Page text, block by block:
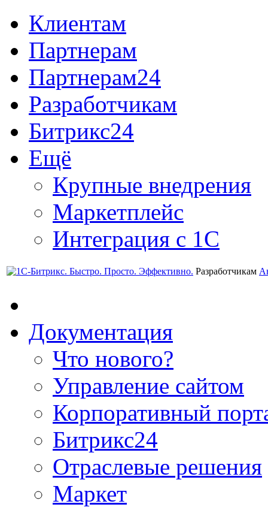
Клиентам
Партнерам
Партнерам24
Разработчикам
Битрикс24
Ещё
Крупные внедрения
Маркетплейс
Интеграция с 1С
Разработчикам
Документация
Что нового?
Управление сайтом
Корпоративный
Битрикс24
Отраслевые решения
Маркет